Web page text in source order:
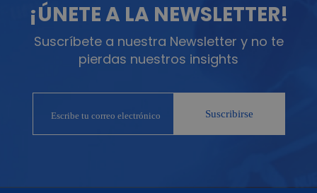
¡ÚNETE A LA NEWSLETTER!
Suscríbete a nuestra Newsletter y no te
pierdas nuestros insights